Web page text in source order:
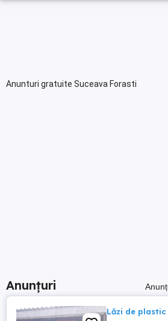
Anunturi gratuite Suceava Forasti
Anunțuri
Lăzi de plastic